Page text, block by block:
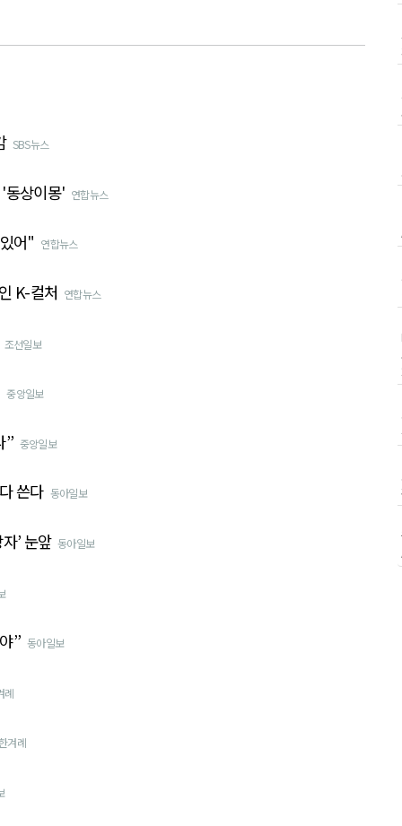
SBS뉴스
상이몽' 연합뉴스
어" 연합뉴스
K-컬처 연합뉴스
조선일보
중앙일보
” 중앙일보
쓴다 동아일보
’ 눈앞 동아일보
” 동아일보
례
겨례